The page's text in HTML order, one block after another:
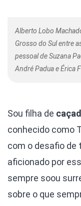
Alberto Lobo
Grosso do Sul entre
pessoal de Suzana
André Padua e Érica
Sou filha de
conhecido como
com o desafio de
aficionado por
sempre soou
sobre o que